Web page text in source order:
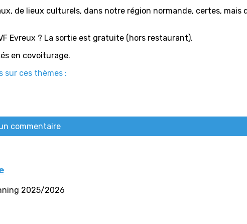
de lieux culturels, dans notre région normande, certes, mais
Evreux ? La sortie est gratuite (hors restaurant).
en covoiturage.
sur ces thèmes :
commentaire
2025/2026